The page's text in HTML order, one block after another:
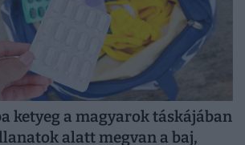
ketyeg a magyarok táskájában
alatt megvan a baj,